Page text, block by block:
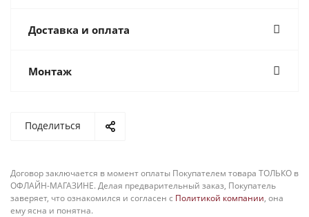
Доставка и оплата
Монтаж
Поделиться
Договор заключается в момент оплаты Покупателем товара ТОЛЬКО в
ОФЛАЙН-МАГАЗИНЕ. Делая предварительный заказ, Покупатель
заверяет, что ознакомился и согласен с Политикой компании, она
ему ясна и понятна.